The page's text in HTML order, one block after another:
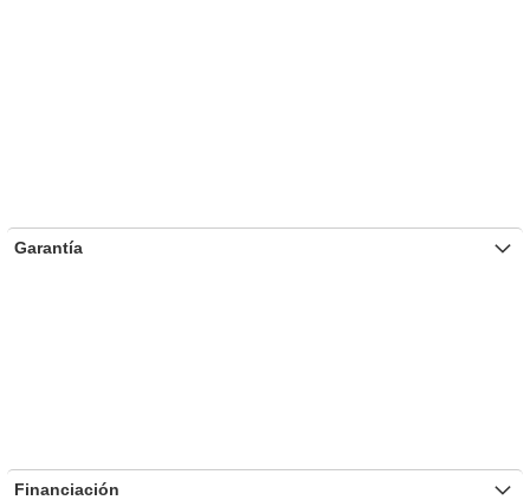
Garantía
Financiación